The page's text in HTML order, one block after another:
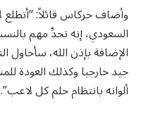
وأضاف حركاس قائلاً:
السعودي، إنه تحدِّ مهم
الإضافة بإذن الله، سأحاول
جيد خارجيا وكذلك العودة
ألوانه بانتظام حلم كل لاعب”.